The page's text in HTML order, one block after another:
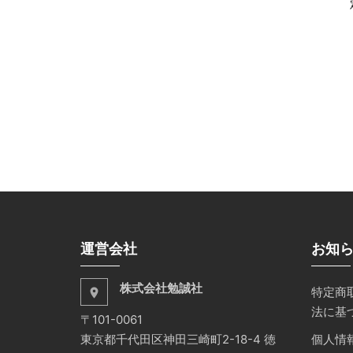
運営会社
place 株式会社勉誠社
〒101-0061
東京都千代田区神田三崎町2-18-4 徳
お知
特定商
法に基
個人情